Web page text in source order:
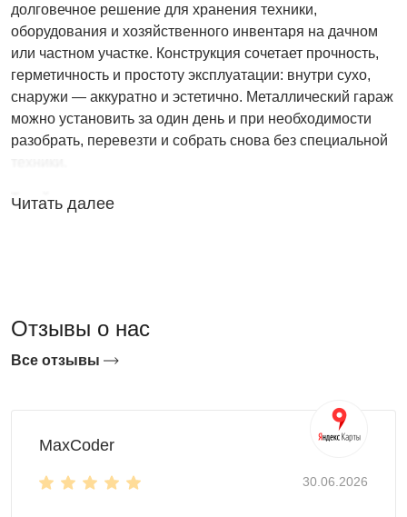
долговечное решение для хранения техники,
оборудования и хозяйственного инвентаря на дачном
или частном участке. Конструкция сочетает прочность,
герметичность и простоту эксплуатации: внутри сухо,
снаружи — аккуратно и эстетично. Металлический гараж
можно установить за один день и при необходимости
разобрать, перевезти и собрать снова без специальной
Такой гараж подходит для разных задач: хранения
Основные характеристики
Гаражи SKOGGY из профлиста изготавливаются в
различных конфигурациях — можно выбрать размеры,
тип крыши и вариант корпуса (стандартный или
усиленный). Все модели рассчитаны на круглогодичную
эксплуатацию и выдерживают значительные нагрузки.
Читать далее
Отзывы о нас
Все отзывы
MaxCoder
30.06.2026